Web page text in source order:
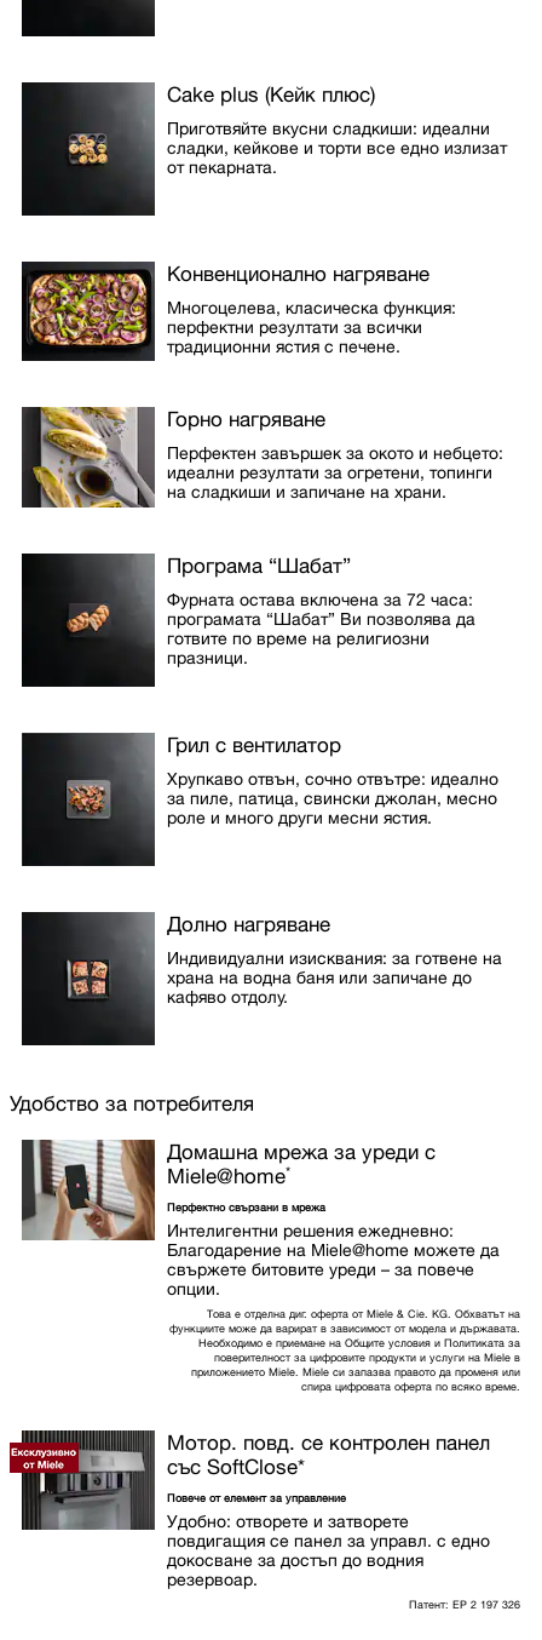
Cake plus (Кейк плюс)
Приготвяйте вкусни сладкиши: идеални
сладки, кейкове и торти все едно излизат
от пекарната.
Конвенционално нагряване
Многоцелева, класическа функция:
перфектни резултати за всички
традиционни ястия с печене.
Горно нагряване
Перфектен завършек за окото и небцето:
идеални резултати за огретени, топинги
на сладкиши и запичане на храни.
Програма “Шабат”
Фурната остава включена за 72 часа:
програмата “Шабат” Ви позволява да
готвите по време на религиозни
празници.
Грил с вентилатор
Хрупкаво отвън, сочно отвътре: идеално
за пиле, патица, свински джолан, месно
роле и много други месни ястия.
Долно нагряване
Индивидуални изисквания: за готвене на
храна на водна баня или запичане до
кафяво отдолу.
Удобство за потребителя
Домашна мрежа за уреди с
Miele@home*
Перфектно свързани в мрежа
Интелигентни решения ежедневно:
Благодарение на Miele@home можете да
свържете битовите уреди – за повече
опции.
Това е отделна диг. оферта от Miele & Cie. KG. Обхватът на
функциите може да варират в зависимост от модела и държавата.
Необходимо е приемане на Общите условия и Политиката за
поверителност за цифровите продукти и услуги на Miele в
приложението Miele. Miele си запазва правото да променя или
спира цифровата оферта по всяко време.
Мотор. повд. се контролен панел
със SoftClose*
Повече от елемент за управление
Удобно: отворете и затворете
повдигащия се панел за управл. с едно
докосване за достъп до водния
резервоар.
Патент: EP 2 197 326